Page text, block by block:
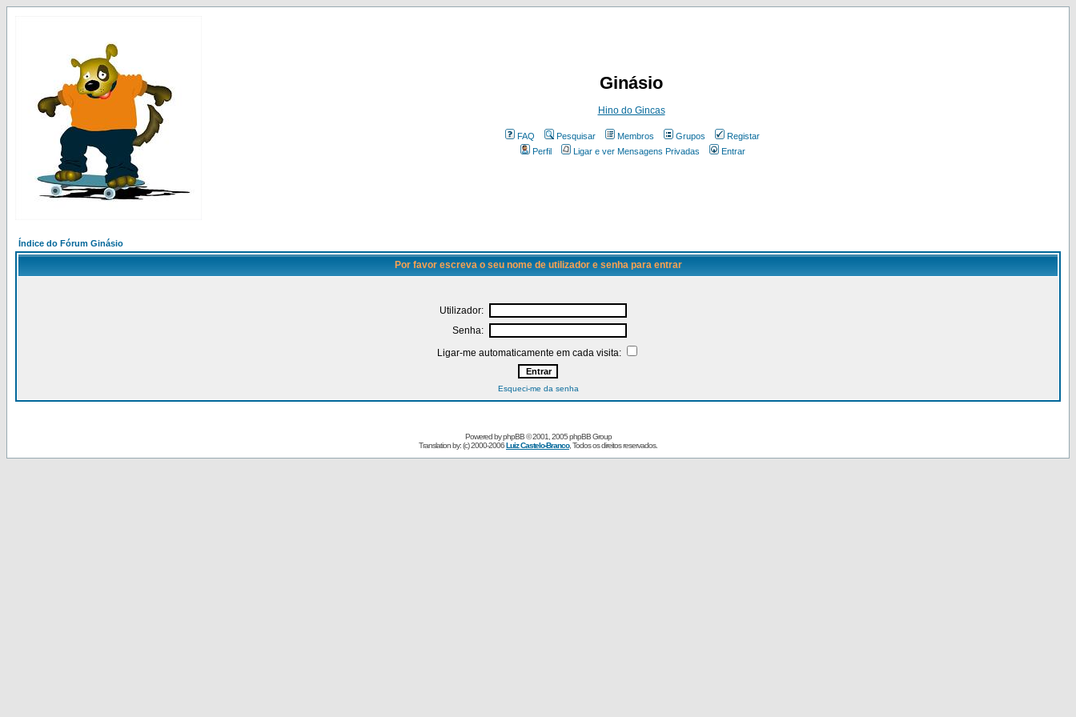
Ginásio
Hino do Gincas
FAQ Pesquisar Membros Grupos
Registar
Perfil
Ligar e ver Mensagens Privadas Entrar
Índice do Fórum Ginásio
Por favor escreva o seu nome de utilizador e senha para entrar
Utilizador:
Senha:
Ligar-me automaticamente em cada visita:
Esqueci-me da senha
Powered byphpBB© 2001, 2005 phpBB Group
Translation by: (c) 2000-2006Luiz Castelo-Branco, Todos os direitos reservados.